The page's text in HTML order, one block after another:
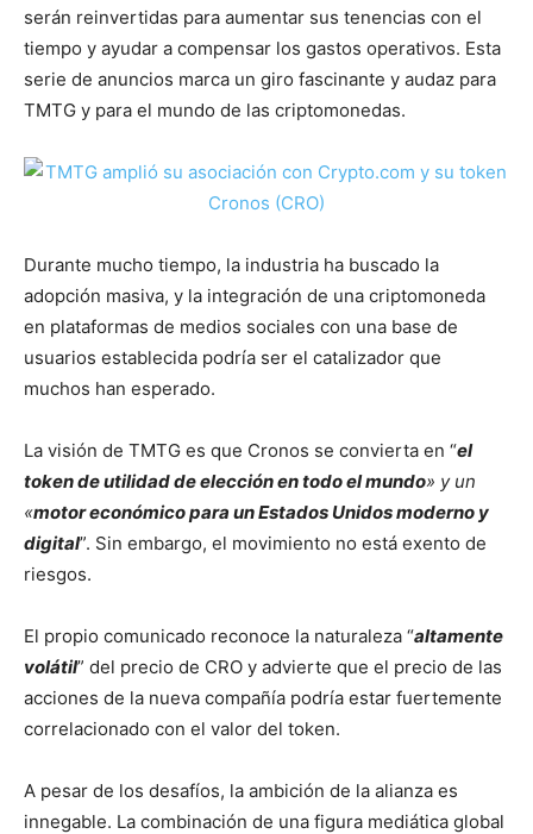
serán reinvertidas para aumentar sus tenencias con el
tiempo y ayudar a compensar los gastos operativos. Esta
serie de anuncios marca un giro fascinante y audaz para
TMTG y para el mundo de las criptomonedas.
Durante mucho tiempo, la industria ha buscado la
adopción masiva, y la integración de una criptomoneda
en plataformas de medios sociales con una base de
usuarios establecida podría ser el catalizador que
muchos han esperado.
La visión de TMTG es que Cronos se convierta en “el
token de utilidad de elección en todo el mundo» y un
«motor económico para un Estados Unidos moderno y
digital”. Sin embargo, el movimiento no está exento de
riesgos.
El propio comunicado reconoce la naturaleza “altamente
volátil” del precio de CRO y advierte que el precio de las
acciones de la nueva compañía podría estar fuertemente
correlacionado con el valor del token.
A pesar de los desafíos, la ambición de la alianza es
innegable. La combinación de una figura mediática global